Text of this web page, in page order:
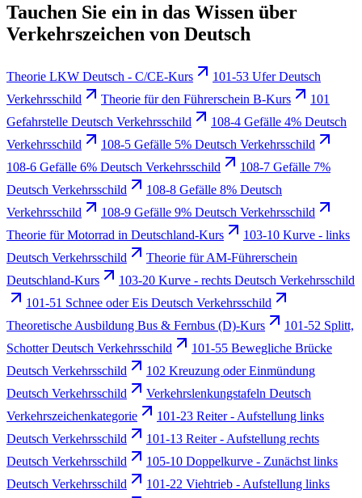
Tauchen Sie ein in das Wissen über
Verkehrszeichen von Deutsch
Theorie LKW Deutsch - C/CE-Kurs
101-53 Ufer Deutsch
Verkehrsschild
Theorie für den Führerschein B-Kurs
101
Gefahrstelle Deutsch Verkehrsschild
108-4 Gefälle 4% Deutsch
Verkehrsschild
108-5 Gefälle 5% Deutsch Verkehrsschild
108-6 Gefälle 6% Deutsch Verkehrsschild
108-7 Gefälle 7%
Deutsch Verkehrsschild
108-8 Gefälle 8% Deutsch
Verkehrsschild
108-9 Gefälle 9% Deutsch Verkehrsschild
Theorie für Motorrad in Deutschland-Kurs
103-10 Kurve - links
Deutsch Verkehrsschild
Theorie für AM-Führerschein
Deutschland-Kurs
103-20 Kurve - rechts Deutsch Verkehrsschild
101-51 Schnee oder Eis Deutsch Verkehrsschild
Theoretische Ausbildung Bus & Fernbus (D)-Kurs
101-52 Splitt,
Schotter Deutsch Verkehrsschild
101-55 Bewegliche Brücke
Deutsch Verkehrsschild
102 Kreuzung oder Einmündung
Deutsch Verkehrsschild
Verkehrslenkungstafeln Deutsch
Verkehrszeichenkategorie
101-23 Reiter - Aufstellung links
Deutsch Verkehrsschild
101-13 Reiter - Aufstellung rechts
Deutsch Verkehrsschild
105-10 Doppelkurve - Zunächst links
Deutsch Verkehrsschild
101-22 Viehtrieb - Aufstellung links